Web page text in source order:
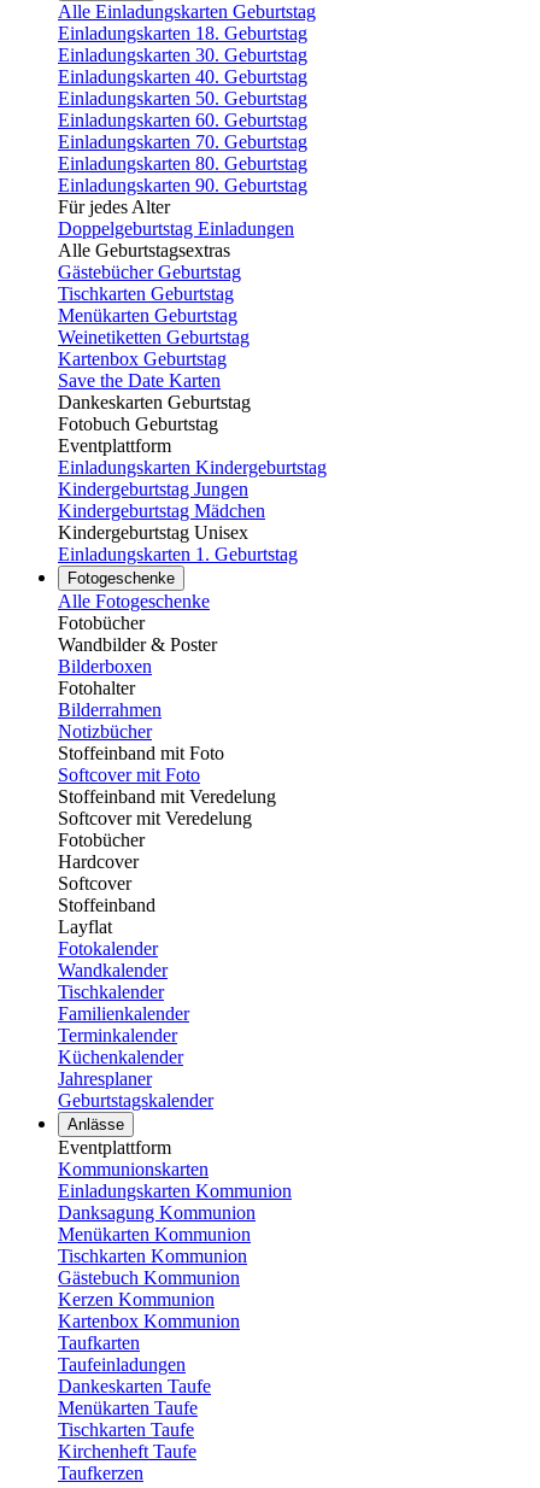
Alle Einladungskarten Geburtstag
Einladungskarten 18. Geburtstag
Einladungskarten 30. Geburtstag
Einladungskarten 40. Geburtstag
Einladungskarten 50. Geburtstag
Einladungskarten 60. Geburtstag
Einladungskarten 70. Geburtstag
Einladungskarten 80. Geburtstag
Einladungskarten 90. Geburtstag
Für jedes Alter
Doppelgeburtstag Einladungen
Alle Geburtstagsextras
Gästebücher Geburtstag
Tischkarten Geburtstag
Menükarten Geburtstag
Weinetiketten Geburtstag
Kartenbox Geburtstag
Save the Date Karten
Dankeskarten Geburtstag
Fotobuch Geburtstag
Eventplattform
Einladungskarten Kindergeburtstag
Kindergeburtstag Jungen
Kindergeburtstag Mädchen
Kindergeburtstag Unisex
Einladungskarten 1. Geburtstag
Fotogeschenke
Alle Fotogeschenke
Fotobücher
Wandbilder & Poster
Bilderboxen
Fotohalter
Bilderrahmen
Notizbücher
Stoffeinband mit Foto
Softcover mit Foto
Stoffeinband mit Veredelung
Softcover mit Veredelung
Fotobücher
Hardcover
Softcover
Stoffeinband
Layflat
Fotokalender
Wandkalender
Tischkalender
Familienkalender
Terminkalender
Küchenkalender
Jahresplaner
Geburtstagskalender
Anlässe
Eventplattform
Kommunionskarten
Einladungskarten Kommunion
Danksagung Kommunion
Menükarten Kommunion
Tischkarten Kommunion
Gästebuch Kommunion
Kerzen Kommunion
Kartenbox Kommunion
Taufkarten
Taufeinladungen
Dankeskarten Taufe
Menükarten Taufe
Tischkarten Taufe
Kirchenheft Taufe
Taufkerzen